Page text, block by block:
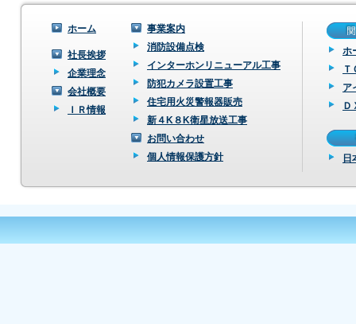
ホーム
社長挨拶
企業理念
会社概要
ＩＲ情報
事業案内
消防設備点検
インターホンリニューアル工事
防犯カメラ設置工事
住宅用火災警報器販売
新４K８K衛星放送工事
お問い合わせ
個人情報保護方針
ホ
Ｔ
ア
Ｄ
日